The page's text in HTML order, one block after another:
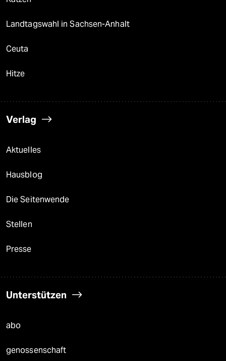
Landtagswahl in Sachsen-Anhalt
Ceuta
Hitze
Verlag
Aktuelles
Hausblog
Die Seitenwende
Stellen
Presse
Unterstützen
abo
genossenschaft